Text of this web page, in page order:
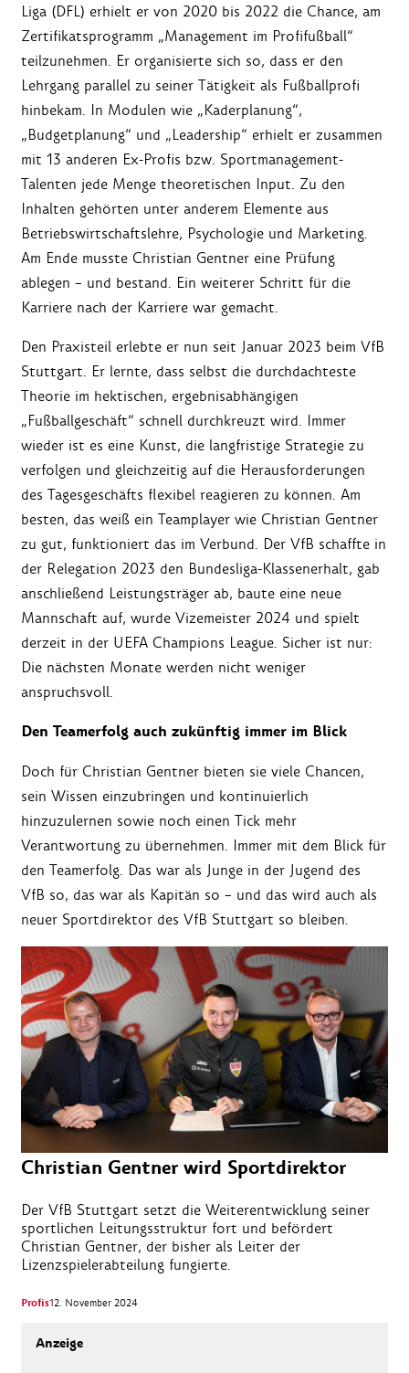
Liga (DFL) erhielt er von 2020 bis 2022 die Chance, am
Zertifikatsprogramm „Management im Profifußball“
teilzunehmen. Er organisierte sich so, dass er den
Lehrgang parallel zu seiner Tätigkeit als Fußballprofi
hinbekam. In Modulen wie „Kaderplanung“,
„Budgetplanung“ und „Leadership“ erhielt er zusammen
mit 13 anderen Ex-Profis bzw. Sportmanagement-
Talenten jede Menge theoretischen Input. Zu den
Inhalten gehörten unter anderem Elemente aus
Betriebswirtschaftslehre, Psychologie und Marketing.
Am Ende musste Christian Gentner eine Prüfung
ablegen – und bestand. Ein weiterer Schritt für die
Karriere nach der Karriere war gemacht.
Den Praxisteil erlebte er nun seit Januar 2023 beim VfB
Stuttgart. Er lernte, dass selbst die durchdachteste
Theorie im hektischen, ergebnisabhängigen
„Fußballgeschäft“ schnell durchkreuzt wird. Immer
wieder ist es eine Kunst, die langfristige Strategie zu
verfolgen und gleichzeitig auf die Herausforderungen
des Tagesgeschäfts flexibel reagieren zu können. Am
besten, das weiß ein Teamplayer wie Christian Gentner
zu gut, funktioniert das im Verbund. Der VfB schaffte in
der Relegation 2023 den Bundesliga-Klassenerhalt, gab
anschließend Leistungsträger ab, baute eine neue
Mannschaft auf, wurde Vizemeister 2024 und spielt
derzeit in der UEFA Champions League. Sicher ist nur:
Die nächsten Monate werden nicht weniger
anspruchsvoll.
Den Teamerfolg auch zukünftig immer im Blick
Doch für Christian Gentner bieten sie viele Chancen,
sein Wissen einzubringen und kontinuierlich
hinzuzulernen sowie noch einen Tick mehr
Verantwortung zu übernehmen. Immer mit dem Blick für
den Teamerfolg. Das war als Junge in der Jugend des
VfB so, das war als Kapitän so – und das wird auch als
neuer Sportdirektor des VfB Stuttgart so bleiben.
Christian Gentner wird Sportdirektor
Der VfB Stuttgart setzt die Weiterentwicklung seiner
sportlichen Leitungsstruktur fort und befördert
Christian Gentner, der bisher als Leiter der
Lizenzspielerabteilung fungierte.
Profis12. November 2024